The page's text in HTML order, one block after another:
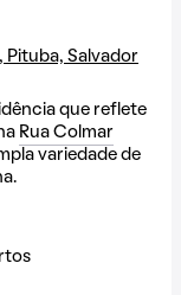
Pituba, Salvador
que reflete
Rua Colmar
variedade de